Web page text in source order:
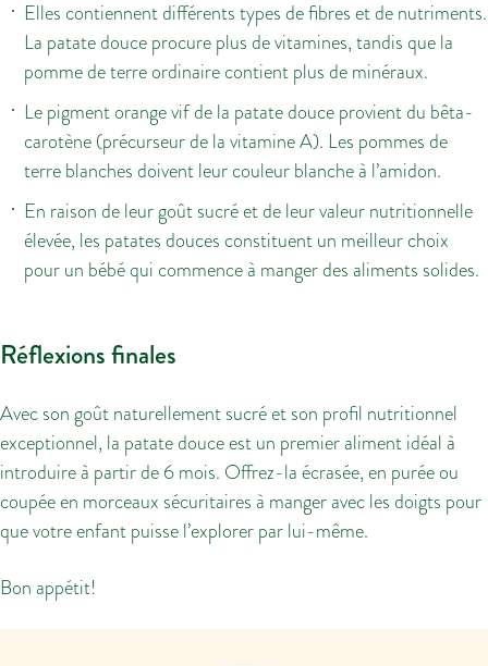
Elles contiennent différents types de fibres et de nutriments.
La patate douce procure plus de vitamines, tandis que la
pomme de terre ordinaire contient plus de minéraux.
Le pigment orange vif de la patate douce provient du bêta-
carotène (précurseur de la vitamine A). Les pommes de
terre blanches doivent leur couleur blanche à l’amidon.
En raison de leur goût sucré et de leur valeur nutritionnelle
élevée, les patates douces constituent un meilleur choix
pour un bébé qui commence à manger des aliments solides.
Réflexions finales
Avec son goût naturellement sucré et son profil nutritionnel
exceptionnel, la patate douce est un premier aliment idéal à
introduire à partir de 6 mois. Offrez-la écrasée, en purée ou
coupée en morceaux sécuritaires à manger avec les doigts pour
que votre enfant puisse l’explorer par lui-même.
Bon appétit!